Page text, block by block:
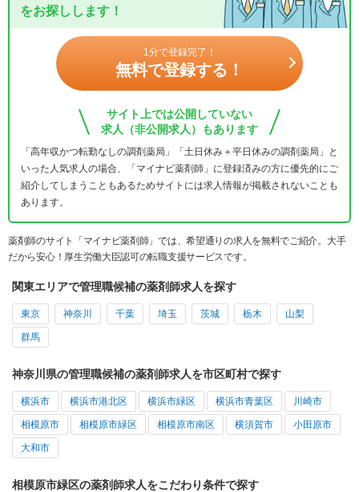
をお探しします！
1分で登録完了！
無料で登録する！
サイト上では公開していない
求人（非公開求人）もあります
「高年収かつ転勤なしの調剤薬局」「土日休み＋平日休みの調剤薬局」と
いった人気求人の場合、「マイナビ薬剤師」に登録済みの方に優先的にご
紹介してしまうこともあるためサイトには求人情報が掲載されないことも
あります。
薬剤師のサイト「マイナビ薬剤師」では、希望通りの求人を無料でご紹介。大手
だから安心！厚生労働大臣認可の転職支援サービスです。
関東エリアで管理職候補の薬剤師求人を探す
東京 神奈川 千葉 埼玉 茨城 栃木 山梨
群馬
神奈川県の管理職候補の薬剤師求人を市区町村で探す
横浜市 横浜市港北区 横浜市緑区 横浜市青葉区 川崎市
相模原市 相模原市緑区 相模原市南区 横須賀市 小田原市
大和市
相模原市緑区の薬剤師求人をこだわり条件で探す